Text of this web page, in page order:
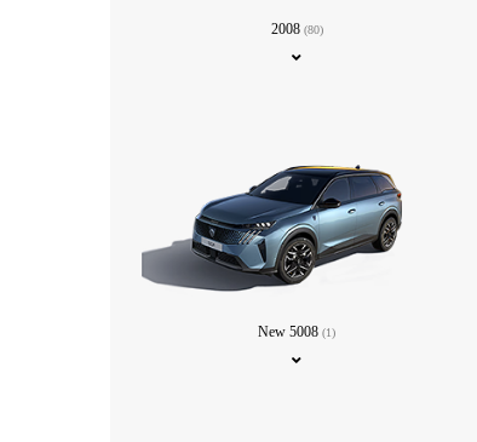
2008 (80)
New 5008(1)